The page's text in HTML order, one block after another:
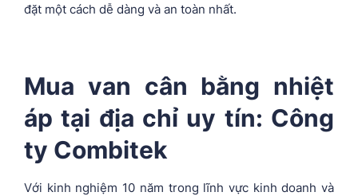
đặt một cách dễ dàng và an toàn nhất.
Mua van cân bằng nhiệt
áp tại địa chỉ uy tín: Công
ty Combitek
Với kinh nghiệm 10 năm trong lĩnh vực kinh doanh và